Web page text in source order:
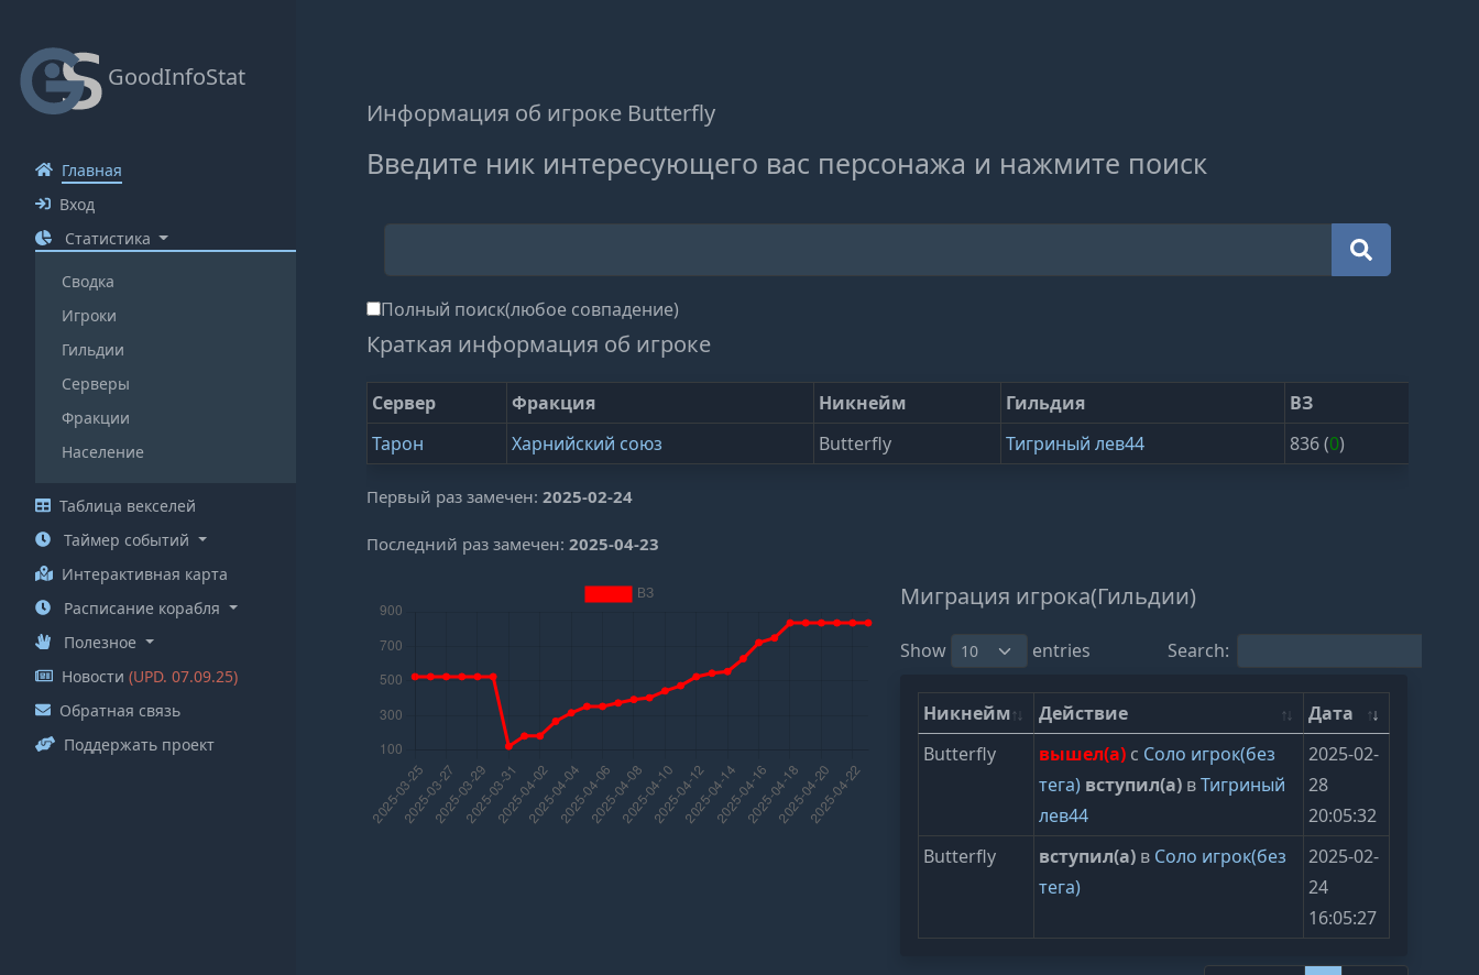
GoodInfoStat
Главная
Вход
Статистика
Сводка
Игроки
Гильдии
Серверы
Фракции
Население
Таблица векселей
Таймер событий
Интерактивная карта
Расписание корабля
Полезное
Новости (UPD. 07.09.25)
Обратная связь
Поддержать проект
Информация об игроке Butterfly
Введите ник интересующего вас персонажа и нажмите поиск
Полный поиск(любое совпадение)
Краткая информация об игроке
Сервер Фракция Никнейм Гильдия
ВЗ
Тарон
Харнийский союз Butterfly Тигриный лев44 836 (0)
Первый раз замечен: 2025-02-24
Последний раз замечен: 2025-04-23
Миграция игрока(Гильдии)
Show entries Search:
Никнейм Действие
Дата
Butterfly
вышел(а) с Соло игрок(без
тега) вступил(а) вТигриный
лев44
2025-02-
28
20:05:32
Butterfly
вступил(а) в Соло игрок(без
тега)
2025-02-
24
16:05:27